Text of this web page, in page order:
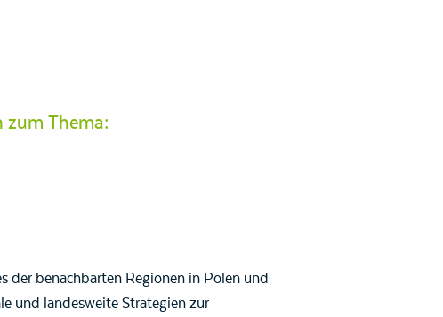
zum Thema:
der benachbarten Regionen in Polen und
und landesweite Strategien zur